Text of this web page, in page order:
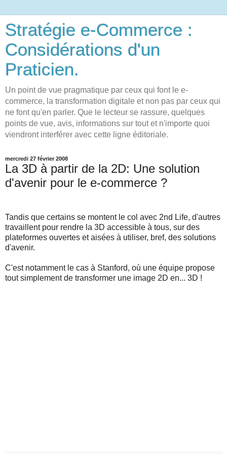
Stratégie e-Commerce :
Considérations d'un
Praticien.
Un point de vue pragmatique par ceux qui font le e-
commerce, la transformation digitale et non pas par ceux qui
ne font qu'en parler. Que le lecteur se rassure, quelques
points de vue, avis, informations sur tout et n'importe quoi
viendront interférer avec cette ligne éditoriale.
mercredi 27 février 2008
La 3D à partir de la 2D: Une solution
d'avenir pour le e-commerce ?
Tandis que certains se montent le col avec 2nd Life, d'autres
travaillent pour rendre la 3D accessible à tous, sur des
plateformes ouvertes et aisées à utiliser, bref, des solutions
d'avenir.
C'est notamment le cas à Stanford, où une équipe propose
tout simplement de transformer une image 2D en... 3D !